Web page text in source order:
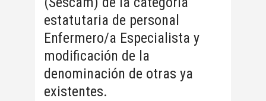
estatutaria de personal
Enfermero/a Especialista y
modificación de la
denominación de otras ya
existentes.